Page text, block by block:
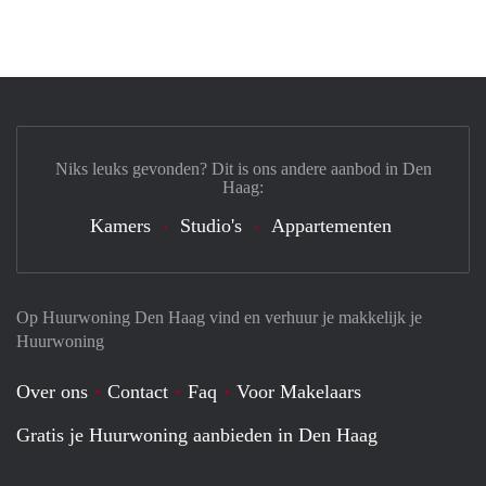
Op Huurwoning Den Haag vind en verhuur je makkelijk je
Huurwoning
Over ons Contact Faq
Voor Makelaars
Gratis je Huurwoning aanbieden in Den Haag
Niks leuks gevonden? Dit is ons andere aanbod in Den
Haag:
Kamers Studio's Appartementen